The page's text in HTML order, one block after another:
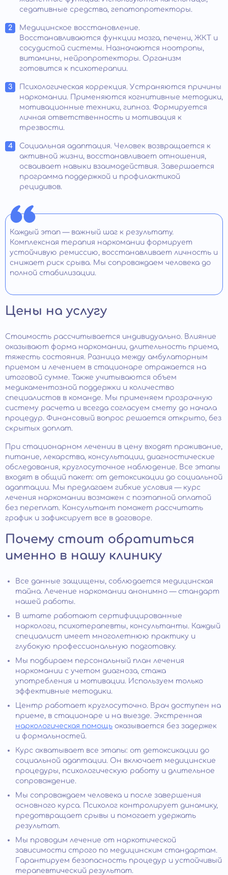
седативные средства, гепатопротекторы.
Медицинское восстановление.
Восстанавливаются функции мозга, печени, ЖКТ и
сосудистой системы. Назначаются ноотропы,
витамины, нейропротекторы. Организм
готовится к психотерапии.
Психологическая коррекция. Устраняются причины
наркомании. Применяются когнитивные методики,
мотивационные техники, гипноз. Формируется
личная ответственность и мотивация к
трезвости.
Социальная адаптация. Человек возвращается к
активной жизни, восстанавливает отношения,
осваивает навыки взаимодействия. Завершается
программа поддержкой и профилактикой
рецидивов.
Каждый этап — важный шаг к результату.
Комплексная терапия наркомании формирует
устойчивую ремиссию, восстанавливает личность и
снижает риск срыва. Мы сопровождаем человека до
полной стабилизации.
Цены на услугу
Стоимость рассчитывается индивидуально. Влияние
оказывают форма наркомании, длительность приема,
тяжесть состояния. Разница между амбулаторным
приемом и лечением в стационаре отражается на
итоговой сумме. Также учитываются объем
медикаментозной поддержки и количество
специалистов в команде. Мы применяем прозрачную
систему расчета и всегда согласуем смету до начала
процедур. Финансовый вопрос решается открыто, без
скрытых доплат.
При стационарном лечении в цену входят проживание,
питание, лекарства, консультации, диагностические
обследования, круглосуточное наблюдение. Все этапы
входят в общий пакет: от детоксикации до социальной
адаптации. Мы предлагаем гибкие условия — курс
лечения наркомании возможен с поэтапной оплатой
без переплат. Консультант поможет рассчитать
график и зафиксирует все в договоре.
Почему стоит обратиться
именно в нашу клинику
Все данные защищены, соблюдается медицинская
тайна. Лечение наркомании анонимно — стандарт
нашей работы.
В штате работают сертифицированные
наркологи, психотерапевты, консультанты. Каждый
специалист имеет многолетнюю практику и
глубокую профессиональную подготовку.
Мы подбираем персональный план лечения
наркомании с учетом диагноза, стажа
употребления и мотивации. Используем только
эффективные методики.
Центр работает круглосуточно. Врач доступен на
приеме, в стационаре и на выезде. Экстренная
наркологическая помощь оказывается без задержек
и формальностей.
Курс охватывает все этапы: от детоксикации до
социальной адаптации. Он включает медицинские
процедуры, психологическую работу и длительное
сопровождение.
Мы сопровождаем человека и после завершения
основного курса. Психолог контролирует динамику,
предотвращает срывы и помогает удержать
результат.
Мы проводим лечение от наркотической
зависимости строго по медицинским стандартам.
Гарантируем безопасность процедур и устойчивый
терапевтический результат.